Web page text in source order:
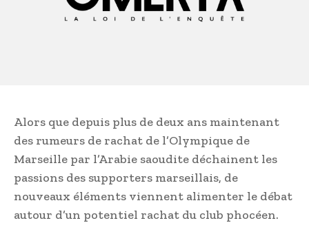
Alors que depuis plus de deux ans maintenant
des rumeurs de rachat de l’Olympique de
Marseille par l’Arabie saoudite déchainent les
passions des supporters marseillais, de
nouveaux éléments viennent alimenter le débat
autour d’un potentiel rachat du club phocéen.